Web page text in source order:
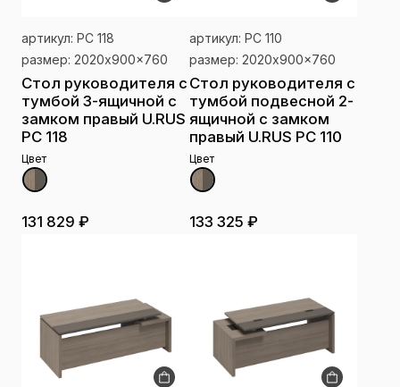
артикул: РС 118
размер: 2020x900x760
Стол руководителя с
тумбой 3-ящичной с
замком правый U.RUS
РС 118
Цвет
131 829 ₽
артикул: РС 110
размер: 2020x900x760
Стол руководителя с
тумбой подвесной 2-
ящичной с замком
правый U.RUS РС 110
Цвет
133 325 ₽